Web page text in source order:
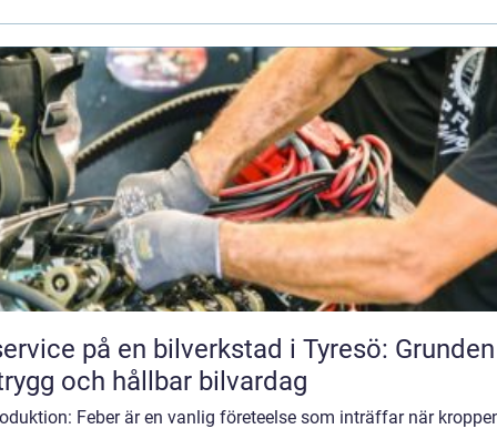
på en bilverkstad i Tyresö:
och hållbar bilvardag
Feber är en vanlig företeelse som inträffar när